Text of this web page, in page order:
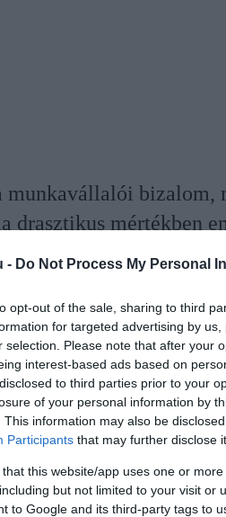
- Do Not Process My Personal
opt-out of the sale, sharing to third
for targeted advertising by
selection. Please note that after your
interest-based ads based on
to third parties prior to your
of your personal information by
This information may also be
Participants that may further disclose
that this website/app uses one or
but not limited to your visit or
to Google and its third-party tags to
bizalom,
drasztikus mértékben
a Glassdoor.com
forrásként a Google Keresőben!
átalakítások soha nem látott
adatai alapján készített
Martin, a Glassdoor vezető
munkahelyi stresszáll, amely